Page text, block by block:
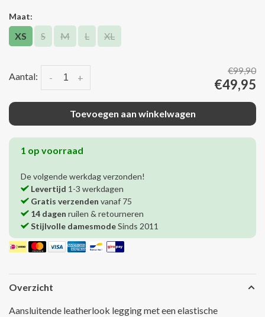
Maat:
XS S M L XL
Aantal: +
-
€99,90
€49,95
Toevoegen aan winkelwagen
1 op voorraad
De volgende werkdag verzonden!
Levertijd 1-3 werkdagen
Gratis verzenden vanaf 75
14 dagen ruilen & retourneren
Stijlvolle damesmodeSinds 2011
Overzicht
Aansluitende leatherlook legging met een elastische